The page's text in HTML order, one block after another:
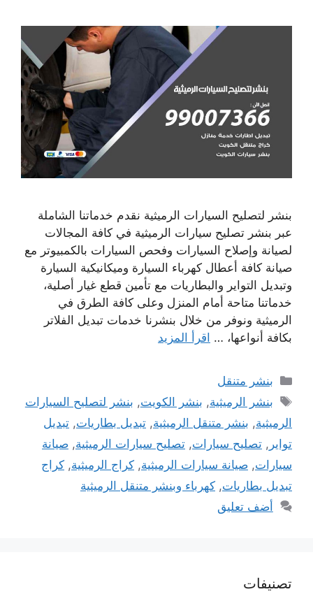
بنشر لتصليح السيارات الرميثية نقدم خدماتنا الشاملة
عبر بنشر تصليح سيارات الرميثية في كافة المجالات
لصيانة وإصلاح السيارات وفحص السيارات بالكمبيوتر مع
صيانة كافة أعطال كهرباء السيارة وميكانيكية السيارة
وتبديل التواير والبطاريات مع تأمين قطع غيار أصلية،
خدماتنا متاحة أمام المنزل وعلى كافة الطرق في
الرميثية ونوفر من خلال بنشرنا خدمات تبديل الفلاتر
بكافة أنواعها، … اقرأ المزيد
التصنيفات
بنشر متنقل
الوسوم
بنشر الرميثية, بنشر الكويت, بنشر لتصليح السيارات
الرميثية, بنشر متنقل الرميثية, تبديل بطاريات, تبديل
تواير , تصليح سيارات, تصليح سيارات الرميثية, صيانة
سيارات, صيانة سيارات الرميثية, كراج الرميثية, كراج
تبديل بطاريات, كهرباء وبنشر متنقل الرميثية
أضف تعليق
تصنيفات